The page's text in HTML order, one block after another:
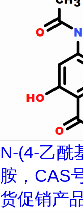
N-(4-乙酰
胺，CAS
货促销产